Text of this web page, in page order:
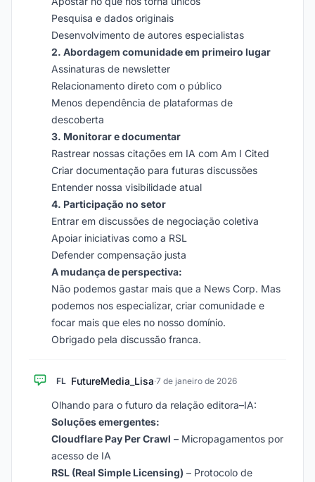
Pesquisa e dados originais
Desenvolvimento de autores especialistas
2. Abordagem comunidade em primeiro lugar
Assinaturas de newsletter
Relacionamento direto com o público
Menos dependência de plataformas de
descoberta
3. Monitorar e documentar
Rastrear nossas citações em IA com Am I Cited
Criar documentação para futuras discussões
Entender nossa visibilidade atual
4. Participação no setor
Entrar em discussões de negociação coletiva
Apoiar iniciativas como a RSL
Defender compensação justa
A mudança de perspectiva:
Não podemos gastar mais que a News Corp. Mas
podemos nos especializar, criar comunidade e
focar mais que eles no nosso domínio.
Obrigado pela discussão franca.
FL FutureMedia_Lisa·7 de janeiro de 2026
Olhando para o futuro da relação editora–IA:
Soluções emergentes:
Cloudflare Pay Per Crawl – Micropagamentos por
acesso de IA
RSL (Real Simple Licensing) – Protocolo de